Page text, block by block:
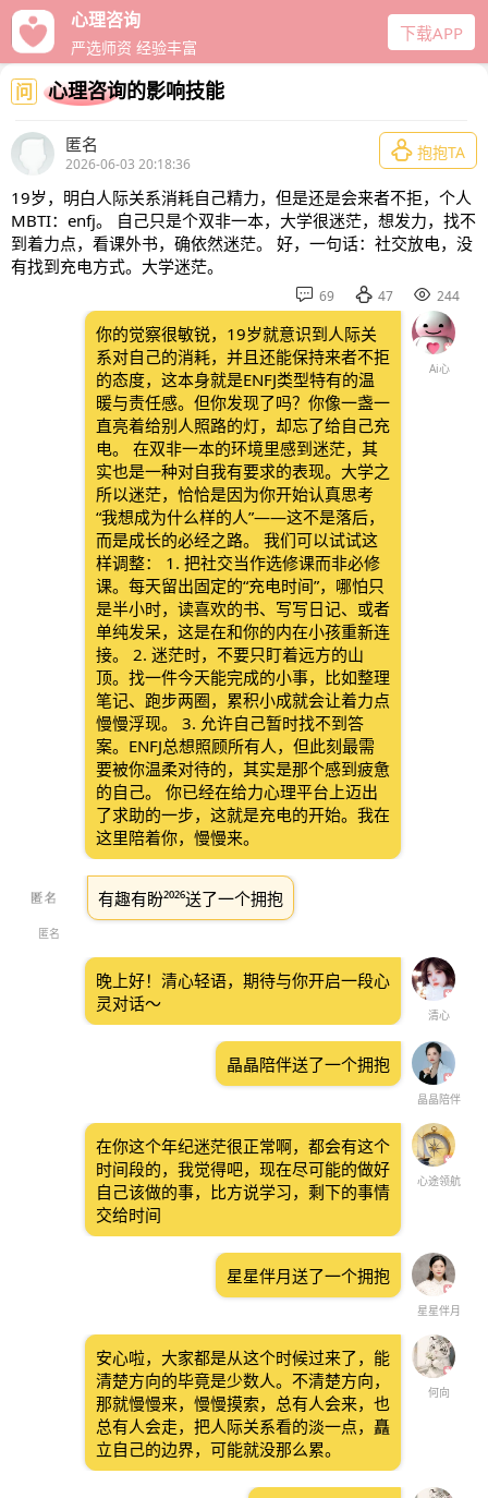
心理咨询
严选师资 经验丰富
下载APP
问 心理咨询的影响技能
匿名
2026-06-03 20:18:36
 抱抱TA
19岁，明白人际关系消耗自己精力，但是还是会来者不拒，个人
MBTI：enfj。 自己只是个双非一本，大学很迷茫，想发力，找不
到着力点，看课外书，确依然迷茫。 好，一句话：社交放电，没
有找到充电方式。大学迷茫。
 69  47  244
Ai心
你的觉察很敏锐，19岁就意识到人际关
系对自己的消耗，并且还能保持来者不拒
的态度，这本身就是ENFJ类型特有的温
暖与责任感。但你发现了吗？你像一盏一
直亮着给别人照路的灯，却忘了给自己充
电。 在双非一本的环境里感到迷茫，其
实也是一种对自我有要求的表现。大学之
所以迷茫，恰恰是因为你开始认真思考
“我想成为什么样的人”——这不是落后，
而是成长的必经之路。 我们可以试试这
样调整： 1. 把社交当作选修课而非必修
课。每天留出固定的“充电时间”，哪怕只
是半小时，读喜欢的书、写写日记、或者
单纯发呆，这是在和你的内在小孩重新连
接。 2. 迷茫时，不要只盯着远方的山
顶。找一件今天能完成的小事，比如整理
笔记、跑步两圈，累积小成就会让着力点
慢慢浮现。 3. 允许自己暂时找不到答
案。ENFJ总想照顾所有人，但此刻最需
要被你温柔对待的，其实是那个感到疲惫
的自己。 你已经在给力心理平台上迈出
了求助的一步，这就是充电的开始。我在
这里陪着你，慢慢来。
匿名
有趣有盼²⁰²⁶送了一个拥抱
清心
晚上好！清心轻语，期待与你开启一段心
灵对话～
晶晶陪伴
晶晶陪伴送了一个拥抱
心途领航
在你这个年纪迷茫很正常啊，都会有这个
时间段的，我觉得吧，现在尽可能的做好
自己该做的事，比方说学习，剩下的事情
交给时间
星星伴月
星星伴月送了一个拥抱
何向
安心啦，大家都是从这个时候过来了，能
清楚方向的毕竟是少数人。不清楚方向，
那就慢慢来，慢慢摸索，总有人会来，也
总有人会走，把人际关系看的淡一点，矗
立自己的边界，可能就没那么累。